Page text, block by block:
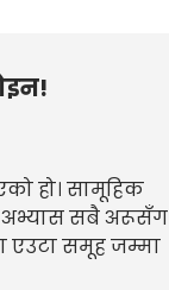
हो। सामूहिक
सबै अरूसँग
एउटा समूह जम्मा